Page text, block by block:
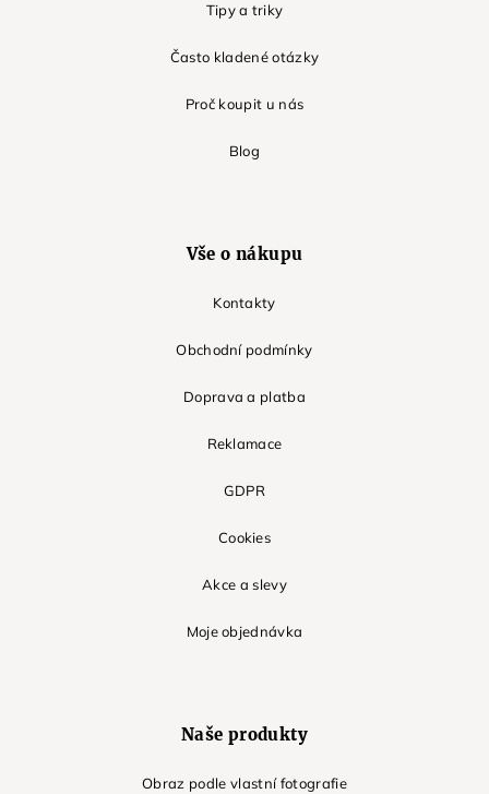
Tipy a triky
Často kladené otázky
Proč koupit u nás
Blog
Vše o nákupu
Kontakty
Obchodní podmínky
Doprava a platba
Reklamace
GDPR
Cookies
Akce a slevy
Moje objednávka
Naše produkty
Obraz podle vlastní fotografie